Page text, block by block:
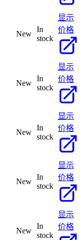
New
In
stock
显示
价格
New
In
stock
显示
价格
New
In
stock
显示
价格
New
In
stock
显示
价格
New
In
stock
显示
价格